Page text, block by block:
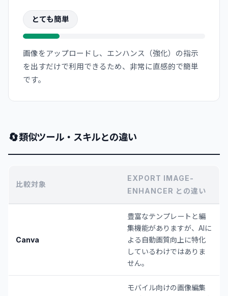
とても簡単
画像をアップロードし、エンハンス（強化）の指示
を出すだけで利用できるため、非常に直感的で簡単
です。
🔄類似ツール・スキルとの違い
比較対象
EXPORT IMAGE-
ENHANCER との違い
Canva
豊富なテンプレートと編
集機能がありますが、AIに
よる自動画質向上に特化
しているわけではありま
せん。
モバイル向けの画像編集